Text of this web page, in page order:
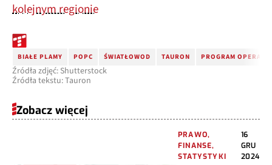
kolejnym regionie
BIAŁE PLAMY POPC ŚWIATŁOWOD TAURON PROGRAM
Źródła zdjęć: Shutterstock
Źródła tekstu: Tauron
Zobacz więcej
PRAWO,
FINANSE,
STATYSTYKI
16
GRU
2024